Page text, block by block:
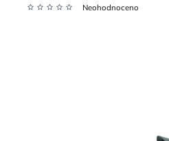
Neohodnoceno